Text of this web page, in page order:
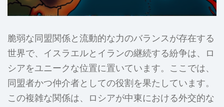
脆弱な同盟関係と流動的な力のバランスが存在する
世界で、イスラエルとイランの継続する紛争は、ロ
シアをユニークな位置に置いています。ここでは、
同盟者かつ仲介者としての役割を果たしています。
この複雑な関係は、ロシアが中東における外交的な